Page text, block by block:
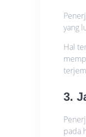
yang
Hal
3.
pada